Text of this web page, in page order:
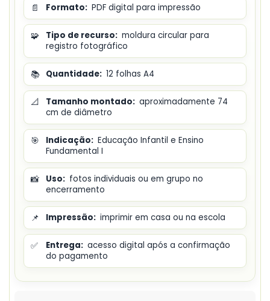
📄 Formato: PDF digital para impressão
🧩 Tipo de recurso: moldura circular para
registro fotográfico
📚 Quantidade: 12 folhas A4
📐 Tamanho montado: aproximadamente 74
cm de diâmetro
🎯 Indicação: Educação Infantil e Ensino
Fundamental I
📸 Uso: fotos individuais ou em grupo no
encerramento
📌 Impressão: imprimir em casa ou na escola
✅ Entrega: acesso digital após a confirmação
do pagamento